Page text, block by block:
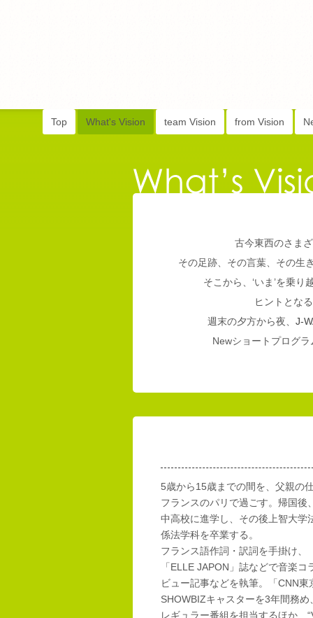
Top What's Vision team Vision from Vision
古今東西のさま
その足跡、その言葉、その生
そこから、‘いま’を乗
ヒントとな
週末の夕方から夜、 J-
Newショートプログ
5歳から15歳までの間を、父親の
フランスのパリで過ごす。帰国後
中高校に進学し、その後上智大学
係法学科を卒業する。
フランス語作詞・訳詞を手掛け、
「ELLE JAPON」誌などで音楽コ
ビュー記事などを執筆。「CNN東
SHOWBIZキャスターを3年間務め
レギュラー番組を担当するほか、